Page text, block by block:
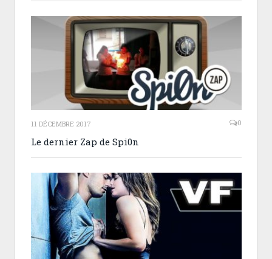
11 DÉCEMBRE 2017 0
Le dernier Zap de Spi0n